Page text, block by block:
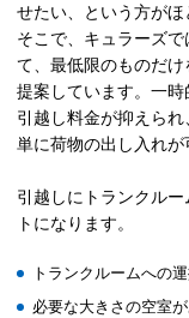
せたい、という方がほ
そこで、キュラーズ
て、最低限のものだ
提案しています。一
引越し料金が抑えら
単に荷物の出し入れが
引越しにトランクル
トになります。
トランクルームへの
必要な大きさの空室